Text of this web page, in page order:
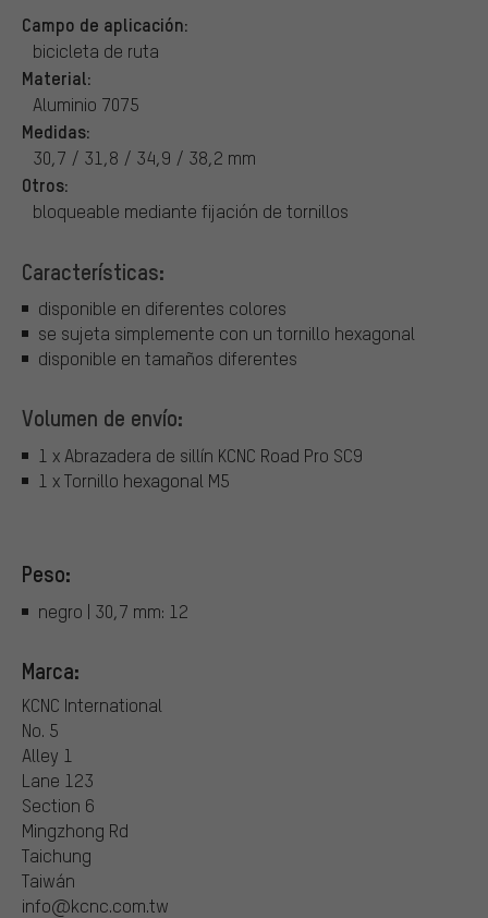
Campo de aplicación:
bicicleta de ruta
Material:
Aluminio 7075
Medidas:
30,7 / 31,8 / 34,9 / 38,2 mm
Otros:
bloqueable mediante fijación de tornillos
Características:
disponible en diferentes colores
se sujeta simplemente con un tornillo hexagonal
disponible en tamaños diferentes
Volumen de envío:
1 x Abrazadera de sillín KCNC Road Pro SC9
1 x Tornillo hexagonal M5
Peso:
negro | 30,7 mm: 12
Marca:
KCNC International
No. 5
Alley 1
Lane 123
Section 6
Mingzhong Rd
Taichung
Taiwán
info@kcnc.com.tw